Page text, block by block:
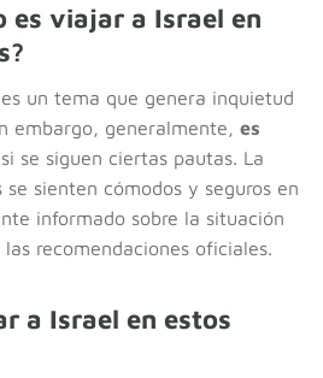
es viajar a Israel en
un tema que genera inquietud
embargo, generalmente, es
si se siguen ciertas pautas. La
sienten cómodos y seguros en
informado sobre la situación
recomendaciones oficiales.
a Israel en estos